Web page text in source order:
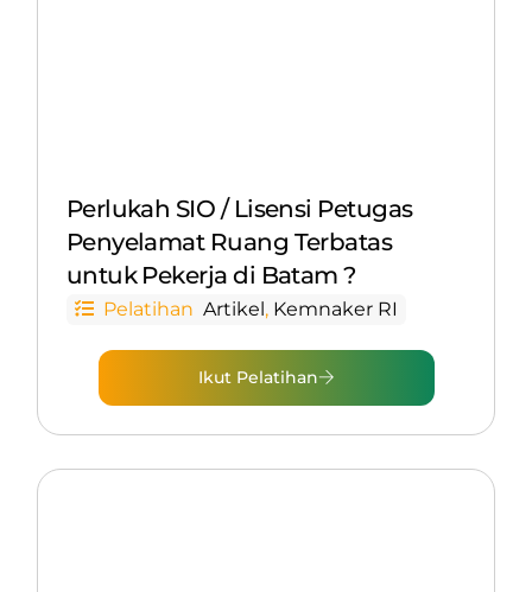
Perlukah SIO / Lisensi Petugas
Penyelamat Ruang Terbatas
untuk Pekerja di Batam ?
Pelatihan Artikel, Kemnaker RI
Ikut Pelatihan